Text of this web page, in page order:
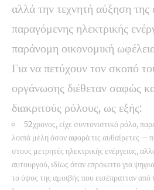
αλλά την τεχνητή αύξηση της
παραγόμενης ηλεκτρικής
παράνομη οικονομική
Για να πετύχουν τον σκοπό
οργάνωσης διέθεταν σαφώς
διακριτούς ρόλους, ως εξής:
52χρονος, είχε συντονιστικό ρόλο,
λοιπά μέλη όσον αφορά τις αυθαίρετες –
στους μετρητές ηλεκτρικής ενέργειας,
αυτουργού, ιδίως όταν επρόκειτο για
το ύψος της αμοιβής που εισέπρατταν από